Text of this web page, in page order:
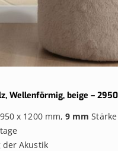
Wellenförmig, beige –
x 1200 mm,9 mm Stärke
der Akustik